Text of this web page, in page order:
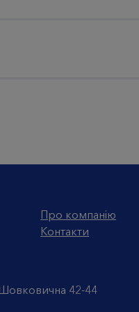
Про компанію
Контакти
42-44